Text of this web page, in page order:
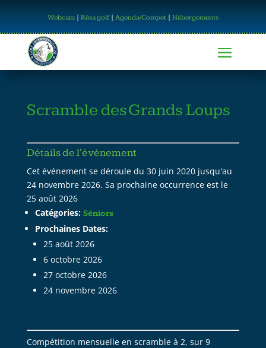
Webcam| Résa golf| Agenda/Compet| Hébergements
Scramble des Grands Loups
Détails de l'événement
Cet événement se déroule du 30 juin 2020 jusqu'au
24 novembre 2026. Sa prochaine occurrence est le
25 août 2026
Catégories: Séniors
Prochaines Dates:
25 août 2026
6 octobre 2026
27 octobre 2026
24 novembre 2026
Compétition mensuelle en scramble à 2, sur 9